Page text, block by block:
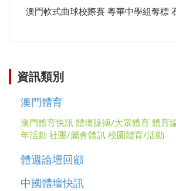
澳門軟式曲球校際賽 粵華中學組奪標
資訊類別
澳門體育
澳門體育快訊 體壇脈搏/大眾體育 體育
年活動 社團/屬會體訊 校園體育/活動
體週論壇回顧
中國體壇快訊